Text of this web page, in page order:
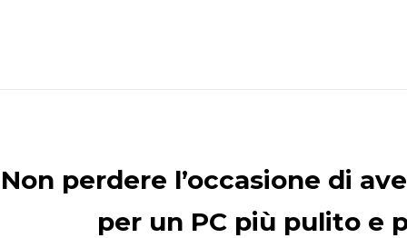
Non perdere l’occasione di
per un PC più pulito e